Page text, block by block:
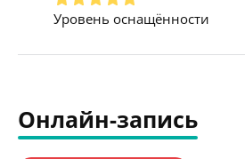
Уровень оснащённости
Онлайн-запись